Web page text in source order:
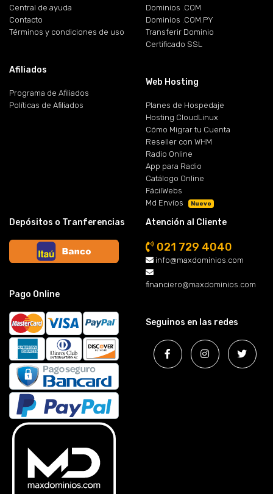
Central de ayuda
Contacto
Términos y condiciones de uso
Afiliados
Programa de Afiliados
Políticas de Afiliados
Dominios .COM
Dominios .COM.PY
Transferir Dominio
Certificado SSL
Web Hosting
Planes de Hospedaje
Hosting CloudLinux
Cómo Migrar tu Cuenta
Reseller con WHM
Radio Online
App para Radio
Catálogo Online
FácilWebs
Md Envíos
Nuevo
Depósitos o Tranferencias
Pago Online
Atención al Cliente
021 729 4040
info@maxdominios.com
financiero@maxdominios.com
Seguinos en las redes